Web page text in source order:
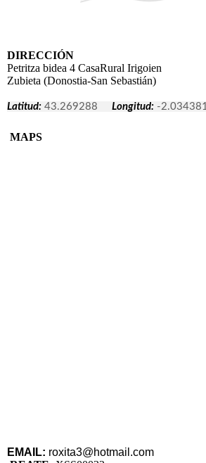
DIRECCIÓN
Petritza bidea 4 CasaRural Irigoien
Zubieta (Donostia-San Sebastián)
Latitud: 43.269288 Longitud: -2.034381
MAPS
EMAIL: roxita3@hotmail.com